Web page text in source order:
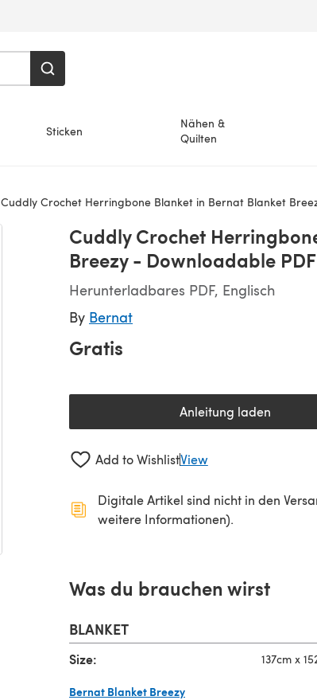
Sticken
Nähen &
Quilten
Cuddly Crochet Herringbone Blanket in Bernat Blanket
Cuddly Crochet
Breezy - Downloadable PDF
Herunterladbares PDF, Englisch
By Bernat
Gratis
Anleitung laden
(öffnet sich in
Add to WishlistView
Digitale Artikel sind nicht in den
weitere Informationen).
Was du brauchen wirst
BLANKET
Size: 137cm x
Bernat Blanket Breezy